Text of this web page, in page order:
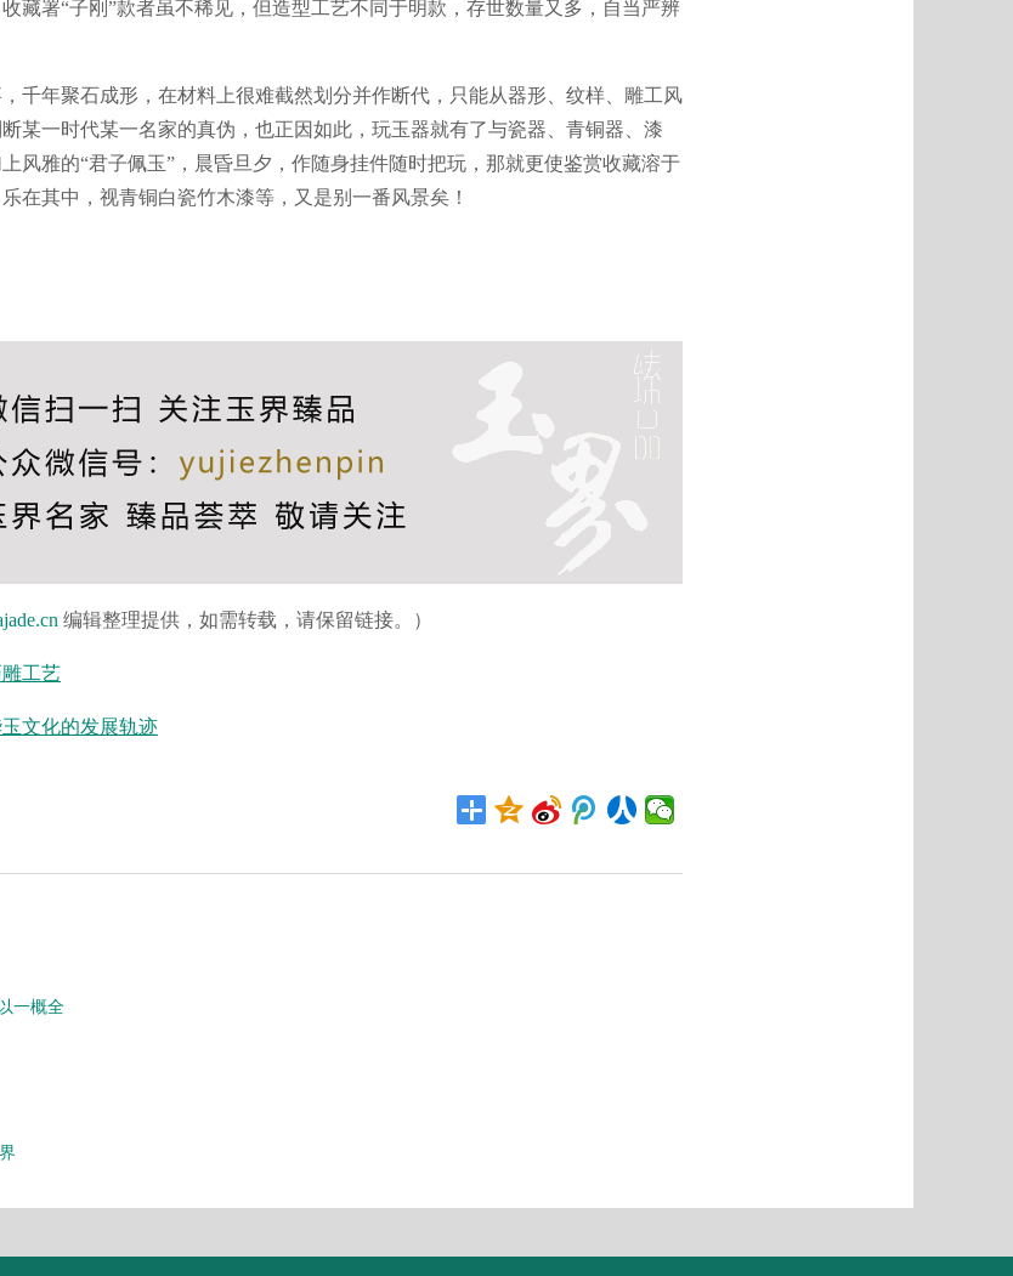
藏署“子刚”款者虽不稀见，但造型工艺不同于明款，存世数量又多，自当严辨
年聚石成形，在材料上很难截然划分并作断代，只能从器形、纹样、雕工风
某一时代某一名家的真伪，也正因如此，玩玉器就有了与瓷器、青铜器、漆
风雅的“君子佩玉”，晨昏旦夕，作随身挂件随时把玩，那就更使鉴赏收藏溶于
在其中，视青铜白瓷竹木漆等，又是别一番风景矣！
编辑整理提供，如需转载，请保留链接。）
工艺
文化的发展轨迹
一概全